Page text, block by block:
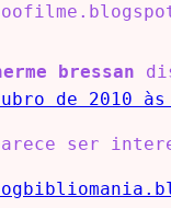
bressan
de 2010 às
ser